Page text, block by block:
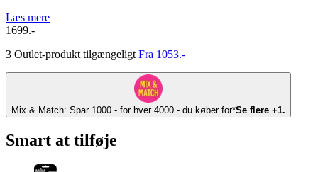
Læs mere
1699.-
3 Outlet-produkt tilgængeligt Fra 1053.-
Mix & Match: Spar 1000.- for hver 4000.- du køber for*Se flere +1.
Smart at tilføje